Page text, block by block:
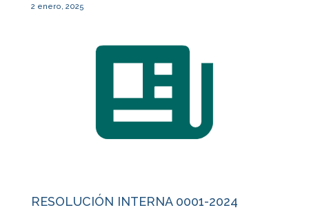
2 enero, 2025
RESOLUCIÓN INTERNA 0001-2024